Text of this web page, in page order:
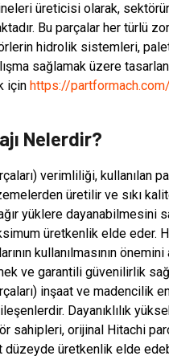
üreticisi olarak,
Bu parçalar her türlü
hidrolik sistemleri,
sağlamak üzere
için https://
Nelerdir?
verimliliği, kullanılan
üretilir ve sıkı
yüklere dayanabilmesini
üretkenlik elde eder.
kullanılmasının önemini
ve garantili güvenilirlik
inşaat ve madencilik
Dayanıklılık
sahipleri, orijinal Hitachi
düzeyde üretkenlik elde